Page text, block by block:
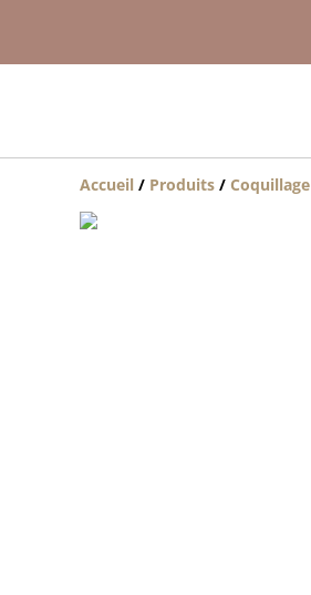
Accueil / Produits / Coquillage